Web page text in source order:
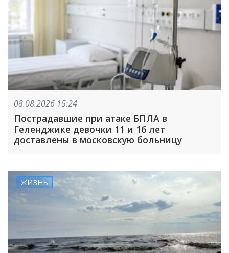
08.08.2026 15:24
Пострадавшие при атаке БПЛА в
Геленджике девочки 11 и 16 лет
доставлены в московскую больницу
ЖИЗНЬ